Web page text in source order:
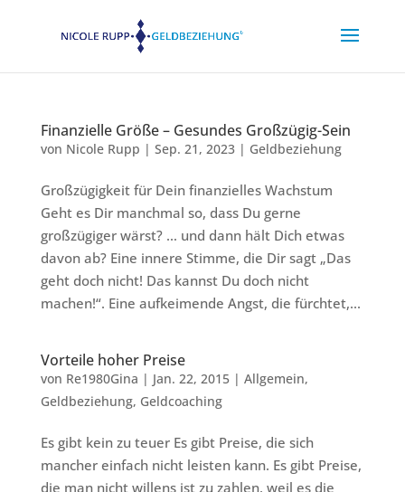
Finanzielle Größe – Gesundes Großzügig-Sein
von Nicole Rupp | Sep. 21, 2023| Geldbeziehung
Großzügigkeit für Dein finanzielles Wachstum
Geht es Dir manchmal so, dass Du gerne
großzügiger wärst? … und dann hält Dich etwas
davon ab? Eine innere Stimme, die Dir sagt „Das
geht doch nicht! Das kannst Du doch nicht
machen!“. Eine aufkeimende Angst, die fürchtet,...
Vorteile hoher Preise
von Re1980Gina | Jan. 22, 2015| Allgemein,
Geldbeziehung, Geldcoaching
Es gibt kein zu teuer Es gibt Preise, die sich
mancher einfach nicht leisten kann. Es gibt Preise,
die man nicht willens ist zu zahlen, weil es die